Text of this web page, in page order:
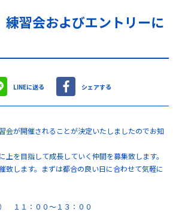
習会およびエントリーに
LINEに送る シェアする
会が開催されることが決定いたしましたのでお知
上を目指して成長していく仲間を募集致します。
致します。まずは都合の良い日に合わせて気軽に
１１：００～１３：００